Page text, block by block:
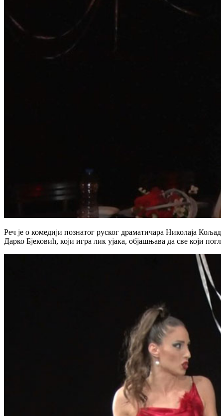
Реч је о комедији познатог руског драматичара Николаја
Дарко Бјековић, који игра лик ујака, објашњава да све који